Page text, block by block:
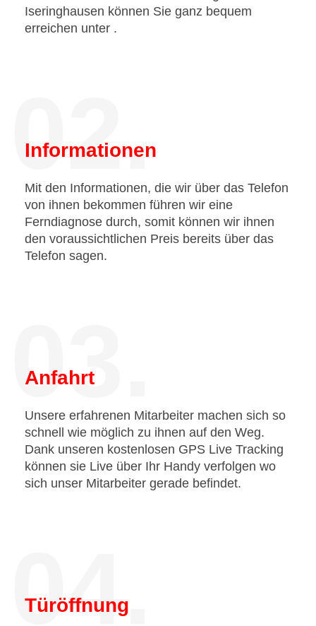
Iseringhausen können Sie ganz bequem
erreichen unter .
02.
Informationen
Mit den Informationen, die wir über das Telefon
von ihnen bekommen führen wir eine
Ferndiagnose durch, somit können wir ihnen
den voraussichtlichen Preis bereits über das
Telefon sagen.
03.
Anfahrt
Unsere erfahrenen Mitarbeiter machen sich so
schnell wie möglich zu ihnen auf den Weg.
Dank unseren kostenlosen GPS Live Tracking
können sie Live über Ihr Handy verfolgen wo
sich unser Mitarbeiter gerade befindet.
04.
Türöffnung